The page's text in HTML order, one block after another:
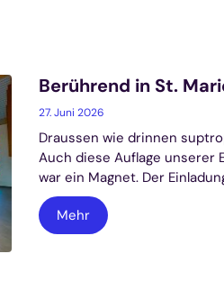
Berührend in St.
27. Juni 2026
Draussen wie drinnen
Auch diese Auflage unserer
war ein Magnet. Der
Mehr